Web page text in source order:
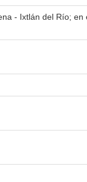
- Ixtlán del Río; en